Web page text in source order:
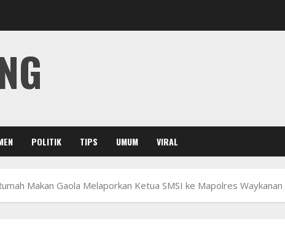
POLITIK TIPS UMUM VIRAL
Makan Gaola Melaporkan Ketua SMSI ke Mapolres Waykanan